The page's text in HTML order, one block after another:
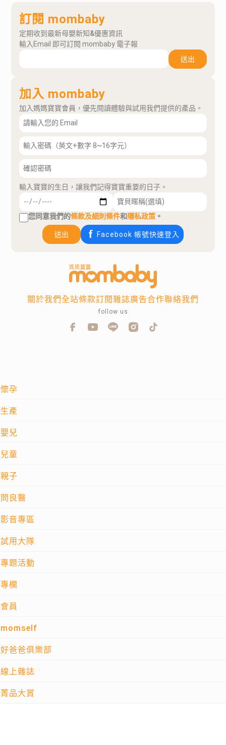
訂閱 mombaby
定期收到最新母嬰新知&優惠資訊
輸入Email 即可訂閱 mombaby 電子報
送出
加入 mombaby
加入媽媽寶寶會員，優先閱讀體驗與試用我們提供的產品。
輸入寶寶的生日，讓我們記得寶寶重要的日子。
您同意我們的條款及細則條件和隱私政策 。
送出 Facebook 帳號快速登入
懷孕
生產
嬰兒
兒童
親子
問良醫
影音專區
試用大隊
專題活動
專欄
會員
momself
好爸爸俱樂部
線上雜誌
菁品大賞
關於我們全站條款訂閱雜誌廣告合作聯絡我們
follow us